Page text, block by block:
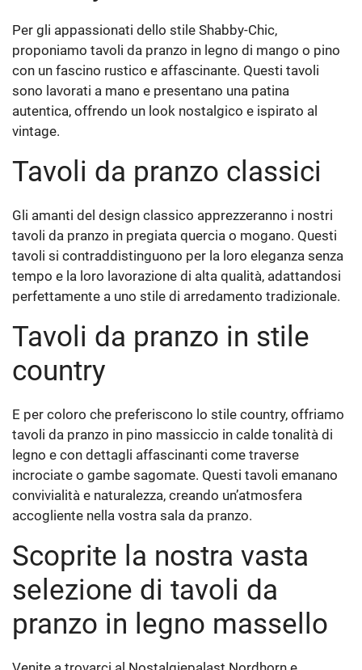
Per gli appassionati dello stile Shabby-Chic,
proponiamo tavoli da pranzo in legno di mango o pino
con un fascino rustico e affascinante. Questi tavoli
sono lavorati a mano e presentano una patina
autentica, offrendo un look nostalgico e ispirato al
vintage.
Tavoli da pranzo classici
Gli amanti del design classico apprezzeranno i nostri
tavoli da pranzo in pregiata quercia o mogano. Questi
tavoli si contraddistinguono per la loro eleganza senza
tempo e la loro lavorazione di alta qualità, adattandosi
perfettamente a uno stile di arredamento tradizionale.
Tavoli da pranzo in stile
country
E per coloro che preferiscono lo stile country, offriamo
tavoli da pranzo in pino massiccio in calde tonalità di
legno e con dettagli affascinanti come traverse
incrociate o gambe sagomate. Questi tavoli emanano
convivialità e naturalezza, creando un’atmosfera
accogliente nella vostra sala da pranzo.
Scoprite la nostra vasta
selezione di tavoli da
pranzo in legno massello